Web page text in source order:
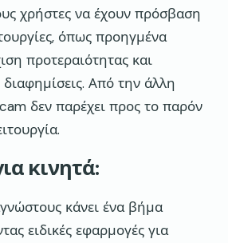
χρήστες να έχουν πρόσβαση
όπως προηγμένα
προτεραιότητας και
Από την άλλη
δεν παρέχει προς το παρόν
κινητά:
κάνει ένα βήμα
ειδικές εφαρμογές για